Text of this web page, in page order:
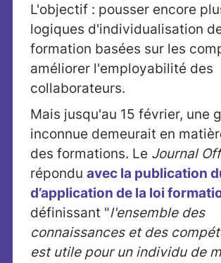
L'objectif : pousser encore
logiques d'individualisation
formation basées sur les
améliorer l'employabilité des
collaborateurs.
Mais jusqu'au 15 février, une
inconnue demeurait en
des formations. Le Journal
répondu avec la publication
d’application de la loi
définissant "l'ensemble des
connaissances et des
est utile pour un individu de